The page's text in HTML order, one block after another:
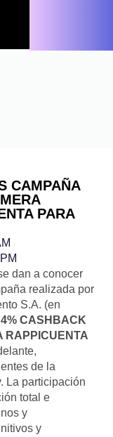
CAMPAÑA
PARA
dan a conocer
realizada por
S.A. (en
CASHBACK
RAPPICUENTA
de la
La participación
total e
y
y